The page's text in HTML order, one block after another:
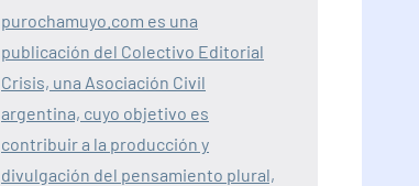
purochamuyo.com es una
publicación del Colectivo Editorial
Crisis, una Asociación Civil
argentina, cuyo objetivo es
contribuir a la producción y
divulgación del pensamiento plural,